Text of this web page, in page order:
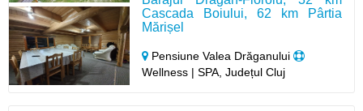
Cascada Boiului, 62 km Pârtia
Mărișel
Pensiune Valea Drăganului
Wellness | SPA, Județul Cluj